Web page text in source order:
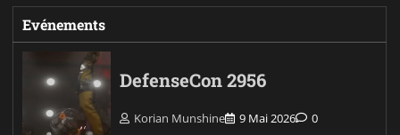
Evénements
DefenseCon 2956
Korian Munshine 9 Mai 2026 0